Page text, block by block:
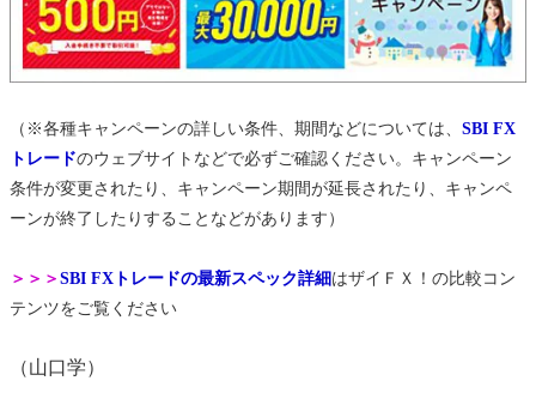
（※各種キャンペーンの詳しい条件、期間などについては、 SBI FX
トレードのウェブサイトなどで必ずご確認ください。キャンペーン
条件が変更されたり、キャンペーン期間が延長されたり、キャンペ
ーンが終了したりすることなどがあります）
＞＞＞ SBI FXトレードの最新スペック詳細 はザイＦＸ！の比較コン
テンツをご覧ください
（山口学）